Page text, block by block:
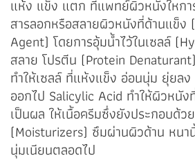
แห้ง แข็ง แตก ที่แพทย์ผิวหนังใหกา
สารลอกหรือสลายผิวหนังที่ด้านแข็ง
Agent) โดยการอุ้มน้ำไว้ในเซลล์
สลาย โปรตีน (Protein
ทำให้เซลล์ ที่แห้งแข็ง อ่อนนุ่ม ยุ่ยล
ออกไป Salicylic Acid ทำให้ผิวหนั
เป็นผล ให้เนื้อครีมซึ่งยังประกอบด้ว
(Moisturizers) ซึมผ่านผิวด้าน หนา
นุ่มเนียนตลอดไป